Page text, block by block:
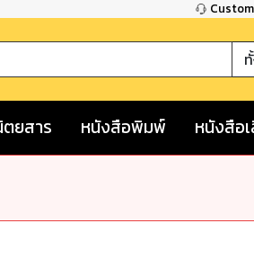
ยสาร หนังสือพิมพ์ หนังสือ